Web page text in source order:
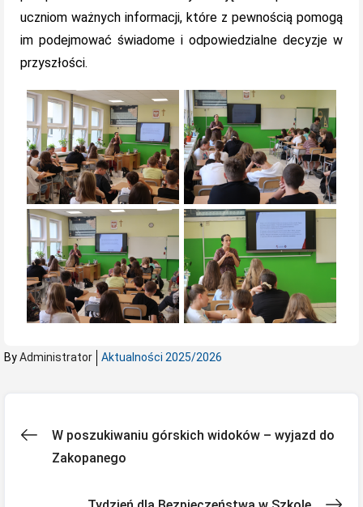
uczniom ważnych informacji, które z pewnością pomogą
im podejmować świadome i odpowiedzialne decyzje w
przyszłości.
ByAdministrator Aktualności 2025/2026
Nawigacja
W poszukiwaniu górskich widoków – wyjazd do
Zakopanego